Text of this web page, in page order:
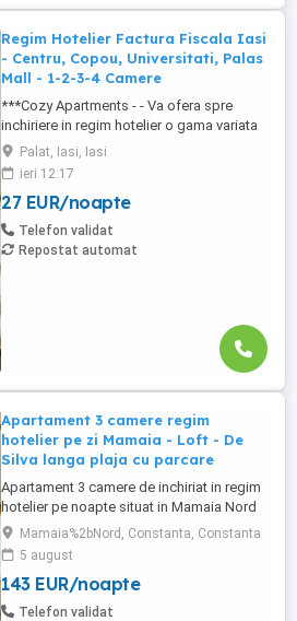
Regim Hotelier Factura Fiscala Iasi
- Centru, Copou, Universitati, Palas
Mall - 1-2-3-4 Camere
***Cozy Apartments - - Va ofera spre
inchiriere in regim hotelier o gama variata
de apartamente si garsoniere situate in
puncte cheie ale orasului doar in
complexe rezidentiale noi: *Zona Palas
Mall - Centru - Complex Lazar Residence;
*Zona Palas Mall - Centru Complex Q
Residence; *Zona Palas Mall - ...
Palat, Iasi, Iasi
ieri 12:17
27 EUR/noapte
Telefon validat
Repostat automat
Apartament 3 camere regim
hotelier pe zi Mamaia - Loft - De
Silva langa plaja cu parcare
Apartament 3 camere de inchiriat in regim
hotelier pe noapte situat in Mamaia Nord
langa clubul Loft in complexul De Silva
Residence (Beachside), cea mai buna
locatie din Mamaia, apartamente pe plaja,
cu vedere si la mare si la lac, terase mari
de jur imprejurul apartamentelor, cu acces
Mamaia%2bNord, Constanta, Constanta
5 august
143 EUR/noapte
Telefon validat